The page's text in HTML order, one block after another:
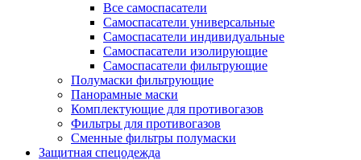
Все самоспасатели
Самоспасатели универсальные
Самоспасатели индивидуальные
Самоспасатели изолирующие
Самоспасатели фильтрующие
Полумаски фильтрующие
Панорамные маски
Комплектующие для противогазов
Фильтры для противогазов
Сменные фильтры полумаски
Защитная спецодежда